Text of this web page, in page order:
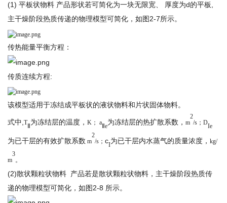
(1) 平板状物料 产品形状若可简化为一块无限宽、 厚度为d的平板,
主干燥阶段热质传递的物理模型可简化，如图2-7所示。
传热能量平衡方程：
传质连续方程:
该模型适用于冻结成平板状的液状物料和片状固体物料。
式中,T
Ⅱ
为冻结层的温度，K ； a
Ⅱe
为冻结层的热扩散系数，m
2
/s；D
Ie
为已干层的有效扩散系数 m
2
/s；c
I
为已干层内水蒸气的质量浓度，kg/
m
3
。
(2)散状颗粒状物料 产品若是散状颗粒状物料，主干燥阶段热质传
递的物理模型可简化，如图2-8 所示。